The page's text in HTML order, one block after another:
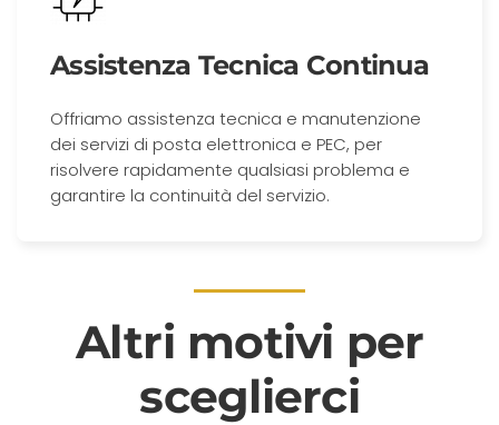
Assistenza Tecnica Continua
Offriamo assistenza tecnica e manutenzione
dei servizi di posta elettronica e PEC, per
risolvere rapidamente qualsiasi problema e
garantire la continuità del servizio.
Altri motivi per
sceglierci